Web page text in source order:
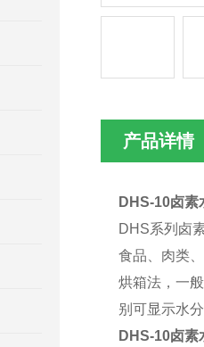
产品详情
DHS-10卤素
DHS系列卤
食品、肉类
烘箱法，一
别可显示水
DHS-10卤素